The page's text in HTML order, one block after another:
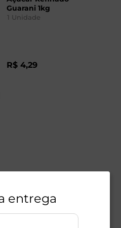
Guarani 1kg
1 Unidade
R$ 4,29
entrega